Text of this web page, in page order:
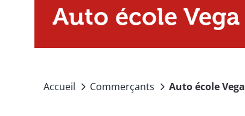
Auto école Vega
Accueil Commerçants Auto école Vega